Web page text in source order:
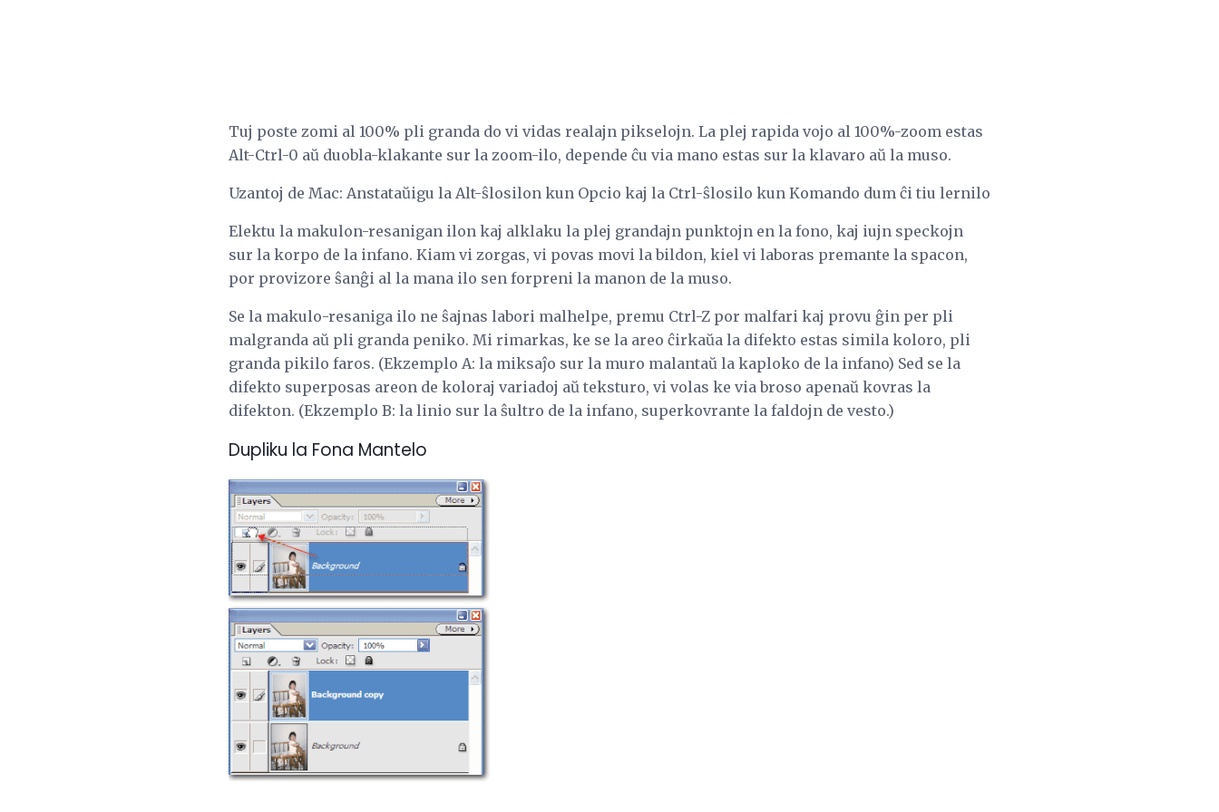
Tuj poste zomi al 100% pli granda do vi vidas realajn pikselojn. La plej rapida vojo al 100%-zoom estas
Alt-Ctrl-0 aŭ duobla-klakante sur la zoom-ilo, depende ĉu via mano estas sur la klavaro aŭ la muso.
Uzantoj de Mac: Anstataŭigu la Alt-ŝlosilon kun Opcio kaj la Ctrl-ŝlosilo kun Komando dum ĉi tiu lernilo
Elektu la makulon-resanigan ilon kaj alklaku la plej grandajn punktojn en la fono, kaj iujn speckojn
sur la korpo de la infano. Kiam vi zorgas, vi povas movi la bildon, kiel vi laboras premante la spacon,
por provizore ŝanĝi al la mana ilo sen forpreni la manon de la muso.
Se la makulo-resaniga ilo ne ŝajnas labori malhelpe, premu Ctrl-Z por malfari kaj provu ĝin per pli
malgranda aŭ pli granda peniko. Mi rimarkas, ke se la areo ĉirkaŭa la difekto estas simila koloro, pli
granda pikilo faros. (Ekzemplo A: la miksaĵo sur la muro malantaŭ la kaploko de la infano) Sed se la
difekto superposas areon de koloraj variadoj aŭ teksturo, vi volas ke via broso apenaŭ kovras la
difekton. (Ekzemplo B: la linio sur la ŝultro de la infano, superkovrante la faldojn de vesto.)
Dupliku la Fona Mantelo